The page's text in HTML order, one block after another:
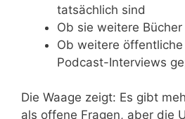
tatsächlich sind
Ob sie weitere
Ob weitere
Podcast-Interviews
Die Waage zeigt: Es gibt
als offene Fragen, aber die